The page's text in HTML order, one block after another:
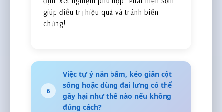
giúp điều trị hiệu quả và tránh biến
chứng!
6
Việc tự ý nắn bấm, kéo giãn cột
sống hoặc dùng đai lưng có thể
gây hại như thế nào nếu không
đúng cách?